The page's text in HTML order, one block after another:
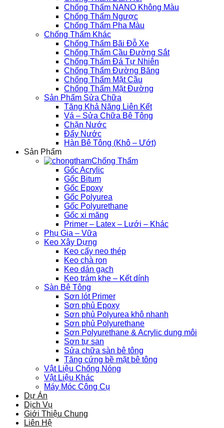
Chống Thấm NANO Không Màu
Chống Thấm Ngược
Chống Thấm Pha Màu
Chống Thấm Khác
Chống Thấm Bãi Đỗ Xe
Chống Thấm Cầu Đường Sắt
Chống Thấm Đá Tự Nhiên
Chống Thấm Đường Băng
Chống Thấm Mặt Cầu
Chống Thấm Mặt Đường
Sản Phẩm Sửa Chữa
Tăng Khả Năng Liên Kết
Vá – Sửa Chữa Bê Tông
Chặn Nước
Đẩy Nước
Hàn Bê Tông (Khô – Ướt)
Sản Phẩm
Chống Thấm
Gốc Acrylic
Gốc Bitum
Gốc Epoxy
Gốc Polyurea
Gốc Polyurethane
Gốc xi măng
Primer – Latex – Lưới – Khác
Phụ Gia – Vữa
Keo Xây Dựng
Keo cấy neo thép
Keo chà ron
Keo dán gạch
Keo trám khe – Kết dính
Sàn Bê Tông
Sơn lót Primer
Sơn phủ Epoxy
Sơn phủ Polyurea khô nhanh
Sơn phủ Polyurethane
Sơn Polyurethane & Acrylic dung môi
Sơn tự san
Sửa chữa sàn bê tông
Tăng cứng bề mặt bê tông
Vật Liệu Chống Nóng
Vật Liệu Khác
Máy Móc Công Cụ
Dự Án
Dịch Vụ
Giới Thiệu Chung
Liên Hệ